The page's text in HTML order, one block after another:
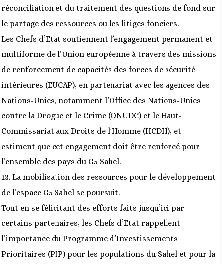
réconciliation et du traitement des questions de fond sur
le partage des ressources ou les litiges fonciers.
Les Chefs d’Etat soutiennent l’engagement permanent et
multiforme de l’Union européenne à travers des missions
de renforcement de capacités des forces de sécurité
intérieures (EUCAP), en partenariat avec les agences des
Nations-Unies, notamment l’Office des Nations-Unies
contre la Drogue et le Crime (ONUDC) et le Haut-
Commissariat aux Droits de l’Homme (HCDH), et
estiment que cet engagement doit être renforcé pour
l’ensemble des pays du G5 Sahel.
13. La mobilisation des ressources pour le développement
de l’espace G5 Sahel se poursuit.
Tout en se félicitant des efforts faits jusqu’ici par
certains partenaires, les Chefs d’Etat rappellent
l’importance du Programme d’Investissements
Prioritaires (PIP) pour les populations du Sahel et pour la